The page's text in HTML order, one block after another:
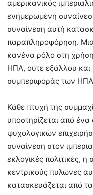
αμερικανικός
ενημερωμένη
συναίνεση αυτή
παραπληροφόρηση. Μια
κανένα ρόλο στη χρήση
ΗΠΑ, ούτε εξάλλου και
συμπεριφοράς των
Κάθε πτυχή της
υποστηρίζεται από
ψυχολογικών
συναίνεση στον
εκλογικές πολιτικές,
κεντρικούς πυλώνες
κατασκευάζεται από